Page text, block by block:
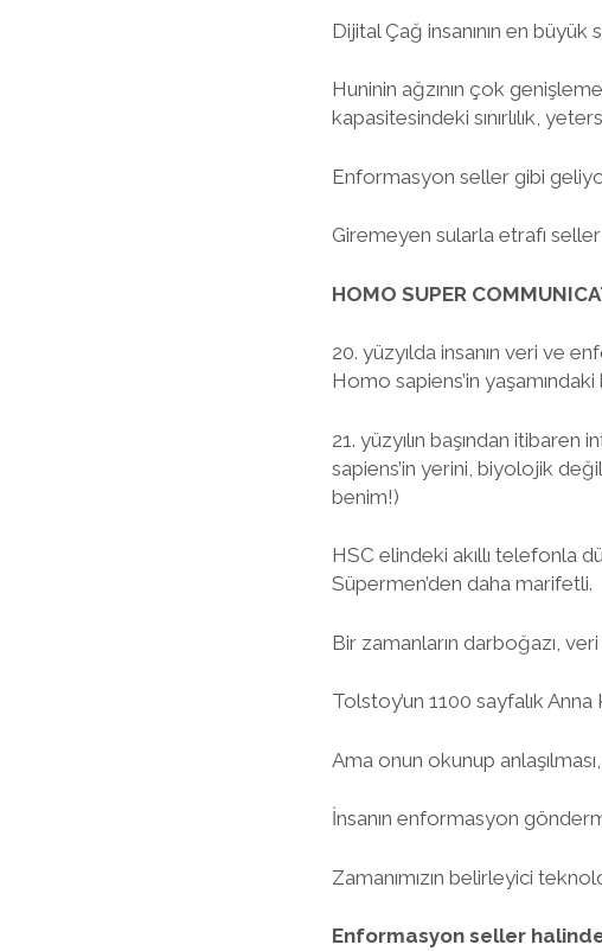
Dijital Çağ insanının en
Huninin ağzının çok
kapasitesindeki sınırlılık,
Enformasyon seller gibi
Giremeyen sularla etrafı
HOMO SUPER
20. yüzyılda insanın veri ve
Homo sapiens’in
21. yüzyılın başından
sapiens’in yerini, biyolojik
benim!)
HSC elindeki akıllı telefonla
Süpermen’den daha marifetli.
Bir zamanların darboğazı,
Tolstoy’un 1100 sayfalık
Ama onun okunup
İnsanın enformasyon
Zamanımızın belirleyici
Enformasyon seller